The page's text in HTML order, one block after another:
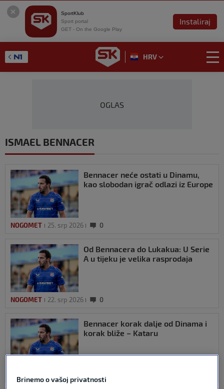
SportKlub
Sport portal
GET - On the Google Play
Instaliraj
HRV
OGLAS
ISMAEL BENNACER
Bennacer neće ostati u Dinamu,
kao slobodan igrač odlazi iz Europe
NOGOMET 25. srp 2026 0
Od Bennacera do Lukakua: U Serie
A u tijeku je velika rasprodaja
NOGOMET 22. srp 2026 0
Bennacer korak dalje od Dinama i
korak bliže – Kataru
Brinemo o vašoj privatnosti